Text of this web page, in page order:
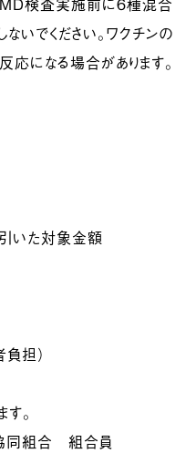
いでください。ワクチンの
になる場合があります。
いた対象金額
担）
。
協同組合 組合員